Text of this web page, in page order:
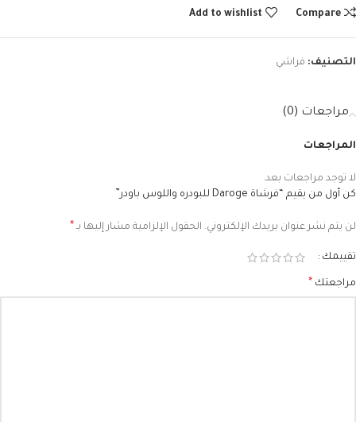
Compare
Add to wishlist
التصنيف: فراشي
مراجعات (0)
المراجعات
لا توجد مراجعات بعد.
كن أول من يقيم “فرشاة Daroge للبودره واللوس باودر”
لن يتم نشر عنوان بريدك الإلكتروني. الحقول الإلزامية مشار إليها بـ *
تقييمك
مراجعتك *